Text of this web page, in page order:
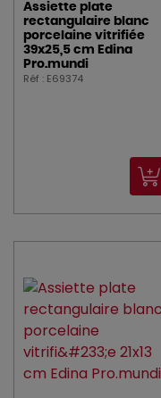
Assiette plate
rectangulaire blanc
porcelaine vitrifiée
39x25,5 cm Edina
Pro.mundi
Réf : E69374